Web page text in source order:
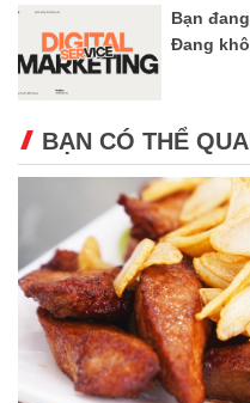
Bạn
Đang
BẠN CÓ THỂ